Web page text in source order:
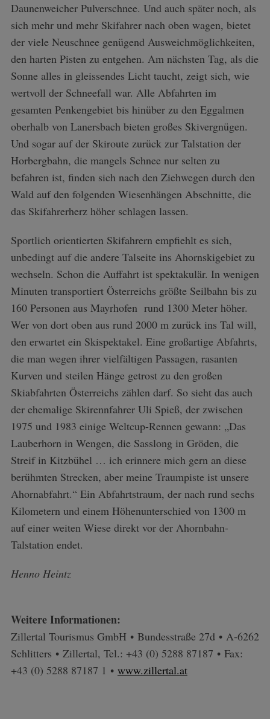
Daunenweicher Pulverschnee. Und auch später noch, als
sich mehr und mehr Skifahrer nach oben wagen, bietet
der viele Neuschnee genügend Ausweichmöglichkeiten,
den harten Pisten zu entgehen. Am nächsten Tag, als die
Sonne alles in gleissendes Licht taucht, zeigt sich, wie
wertvoll der Schneefall war. Alle Abfahrten im
gesamten Penkengebiet bis hinüber zu den Eggalmen
oberhalb von Lanersbach bieten großes Skivergnügen.
Und sogar auf der Skiroute zurück zur Talstation der
Horbergbahn, die mangels Schnee nur selten zu
befahren ist, finden sich nach den Ziehwegen durch den
Wald auf den folgenden Wiesenhängen Abschnitte, die
das Skifahrerherz höher schlagen lassen.
Sportlich orientierten Skifahrern empfiehlt es sich,
unbedingt auf die andere Talseite ins Ahornskigebiet zu
wechseln. Schon die Auffahrt ist spektakulär. In wenigen
Minuten transportiert Österreichs größte Seilbahn bis zu
160 Personen aus Mayrhofen rund 1300 Meter höher.
Wer von dort oben aus rund 2000 m zurück ins Tal will,
den erwartet ein Skispektakel. Eine großartige Abfahrts,
die man wegen ihrer vielfältigen Passagen, rasanten
Kurven und steilen Hänge getrost zu den großen
Skiabfahrten Österreichs zählen darf. So sieht das auch
der ehemalige Skirennfahrer Uli Spieß, der zwischen
1975 und 1983 einige Weltcup-Rennen gewann: „Das
Lauberhorn in Wengen, die Sasslong in Gröden, die
Streif in Kitzbühel … ich erinnere mich gern an diese
berühmten Strecken, aber meine Traumpiste ist unsere
Ahornabfahrt.“ Ein Abfahrtstraum, der nach rund sechs
Kilometern und einem Höhenunterschied von 1300 m
auf einer weiten Wiese direkt vor der Ahornbahn-
Talstation endet.
Henno Heintz
Weitere Informationen:
Zillertal Tourismus GmbH • Bundesstraße 27d • A-6262
Schlitters • Zillertal, Tel.: +43 (0) 5288 87187 • Fax:
+43 (0) 5288 87187 1 • www.zillertal.at
S